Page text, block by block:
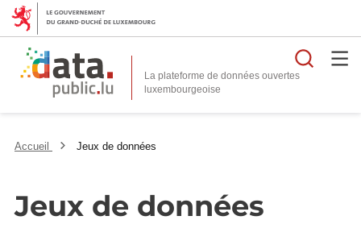
La plateforme de données ouvertes
Accueil Jeux de données
Jeux de données